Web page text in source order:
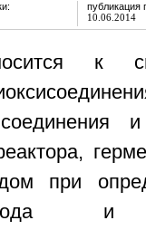
публикация
10.06.2014
к
при
и